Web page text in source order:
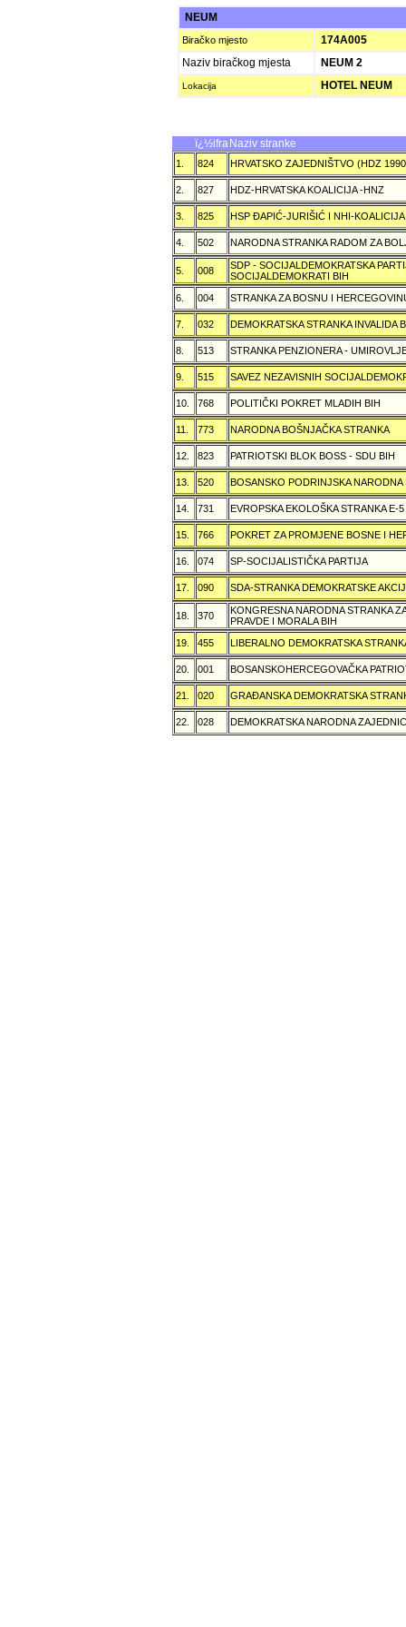
NEUM
Biračko mjesto
174A005
Naziv biračkog mjesta
NEUM 2
Lokacija HOTEL NEUM
ï¿½ifra Naziv stranke
1. 824 HRVATSKO ZAJEDNIŠTVO (HDZ
2. 827 HDZ-HRVATSKA KOALICIJA -HNZ
3. 825 HSP ÐAPIĆ-JURIŠIĆ I NHI-
4. 502 NARODNA STRANKA RADOM ZA
5. 008
SDP - SOCIJALDEMOKRATSKA
SOCIJALDEMOKRATI BIH
6.
004 STRANKA ZA BOSNU I
7. 032 DEMOKRATSKA STRANKA INVALIDA
8. 513 STRANKA PENZIONERA -
9. 515 SAVEZ NEZAVISNIH
10. 768 POLITIČKI POKRET MLADIH BIH
11. 773 NARODNA BOŠNJAČKA STRANKA
12. 823 PATRIOTSKI BLOK BOSS - SDU BIH
13. 520 BOSANSKO PODRINJSKA NARODNA
14. 731 EVROPSKA EKOLOŠKA STRANKA E-5
15. 766 POKRET ZA PROMJENE BOSNE I
16. 074 SP-SOCIJALISTIČKA PARTIJA
17. 090 SDA-STRANKA DEMOKRATSKE
18. 370
KONGRESNA NARODNA STRANKA
PRAVDE I MORALA BIH
19.
455 LIBERALNO DEMOKRATSKA
20. 001 BOSANSKOHERCEGOVAČKA
21. 020 GRAÐANSKA DEMOKRATSKA
22. 028 DEMOKRATSKA NARODNA